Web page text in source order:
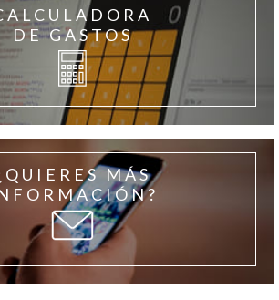
DE GASTOS
MÁS